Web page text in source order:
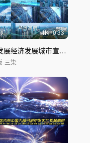
4K 0'33
城市发展经济发展城市宣传AI赋能
三柒